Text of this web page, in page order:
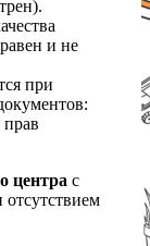
и не
при
центра с
отсутствием